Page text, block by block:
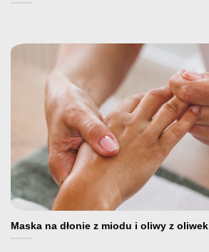
Maska na dłonie z miodu i oliwy z oliwek